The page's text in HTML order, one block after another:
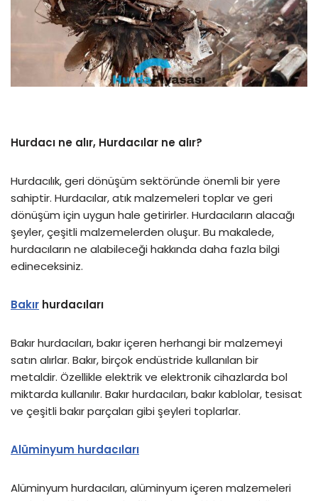
Hurdacı ne alır, Hurdacılar ne alır?
Hurdacılık, geri dönüşüm sektöründe önemli bir yere
sahiptir. Hurdacılar, atık malzemeleri toplar ve geri
dönüşüm için uygun hale getirirler. Hurdacıların alacağı
şeyler, çeşitli malzemelerden oluşur. Bu makalede,
hurdacıların ne alabileceği hakkında daha fazla bilgi
edineceksiniz.
Bakır hurdacıları
Bakır hurdacıları, bakır içeren herhangi bir malzemeyi
satın alırlar. Bakır, birçok endüstride kullanılan bir
metaldir. Özellikle elektrik ve elektronik cihazlarda bol
miktarda kullanılır. Bakır hurdacıları, bakır kablolar, tesisat
ve çeşitli bakır parçaları gibi şeyleri toplarlar.
Alüminyum hurdacıları
Alüminyum hurdacıları, alüminyum içeren malzemeleri